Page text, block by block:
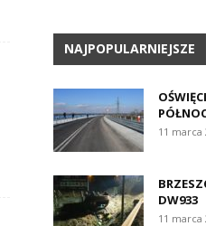
NAJPOPULARNIEJSZE
11 marca
DW933
11 marca